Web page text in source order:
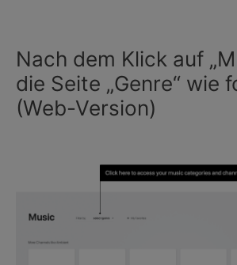
Nach dem Klick auf
die Seite „Genre“ wie
(Web-Version)